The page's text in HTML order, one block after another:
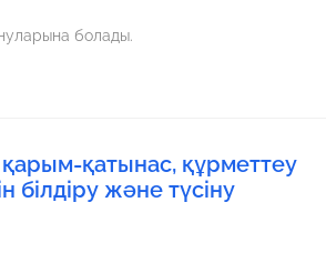
болады.
қатынас, құрметтеу
білдіру және түсіну